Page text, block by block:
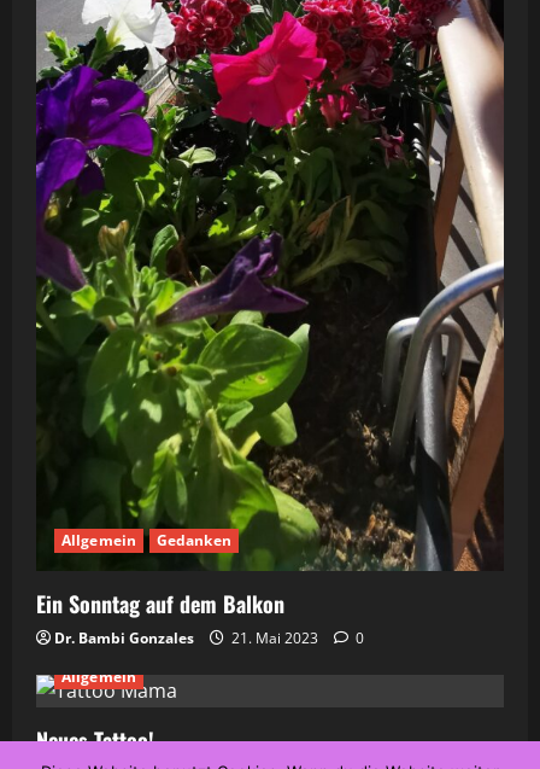
Allgemein Gedanken
Ein Sonntag auf dem Balkon
Dr. Bambi Gonzales 21. Mai 2023
0
Allgemein
Neues Tattoo!